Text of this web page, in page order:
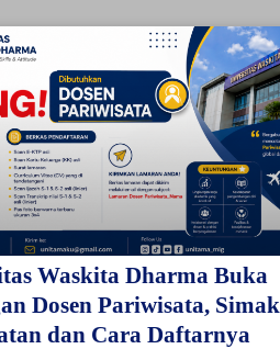
Waskita Dharma Buka
Dosen Pariwisata, Simak
dan Cara Daftarnya